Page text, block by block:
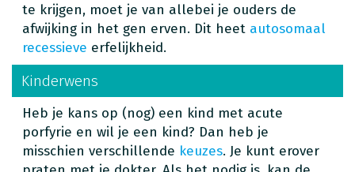
te krijgen, moet je van allebei je ouders de
afwijking in het gen erven. Dit heet autosomaal
recessieve erfelijkheid.
Kinderwens
Heb je kans op (nog) een kind met acute
porfyrie en wil je een kind? Dan heb je
misschien verschillende keuzes. Je kunt erover